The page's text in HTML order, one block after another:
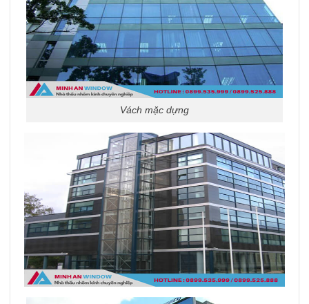
Vách mặc dựng